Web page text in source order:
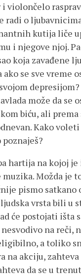
violončelo
radi o
kutija liče
i njegove njoj.
koja zavađene
se sve vreme
može da se
biću, ali prema
Kako voleti
hartija na kojoj
Možda je
pismo satkano
vrsta bili u
će postojati išta
na reči,
a toliko
na akciju,
da se u